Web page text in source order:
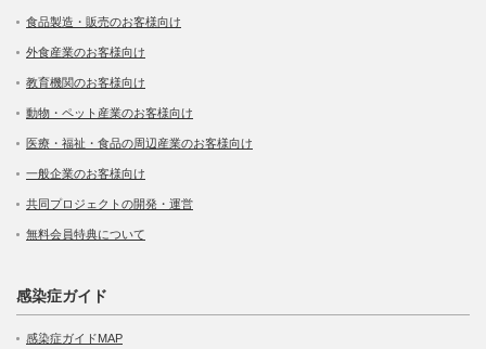
食品製造・販売のお客様向け
外食産業のお客様向け
教育機関のお客様向け
動物・ペット産業のお客様向け
医療・福祉・食品の周辺産業のお客様向け
一般企業のお客様向け
共同プロジェクトの開発・運営
無料会員特典について
感染症ガイド
感染症ガイドMAP